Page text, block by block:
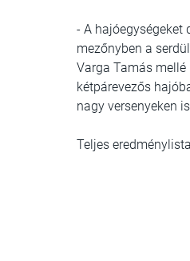
- A hajóegységeket
mezőnyben a
Varga Tamás
kétpárevezős
nagy versenyeken
Teljes